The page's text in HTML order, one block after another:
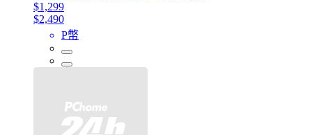
$1,299
$2,490
P幣